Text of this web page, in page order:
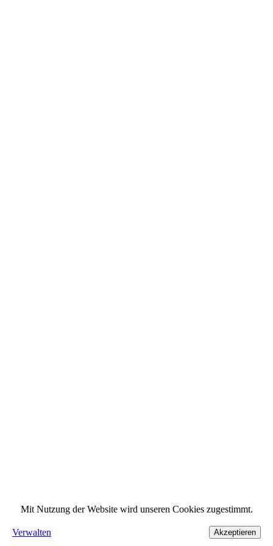
Mit Nutzung der Website wird unseren Cookies zugestimmt.
Verwalten Akzeptieren